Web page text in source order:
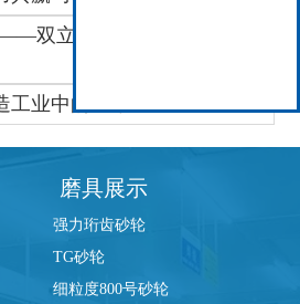
双立磨具迈向高端磨削新
工业中的应用
磨具展示
强力珩齿砂轮
TG砂轮
细粒度800号砂轮